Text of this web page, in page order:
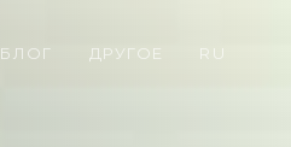
БЛОГ ДРУГОЕ RU